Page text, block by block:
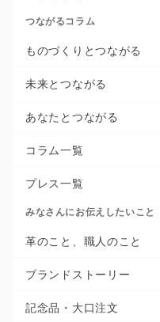
つながるコラム
ものづくりとつながる
未来とつながる
あなたとつながる
コラム一覧
プレス一覧
みなさんにお伝えしたいこと
革のこと、職人のこと
ブランドストーリー
記念品・大口注文